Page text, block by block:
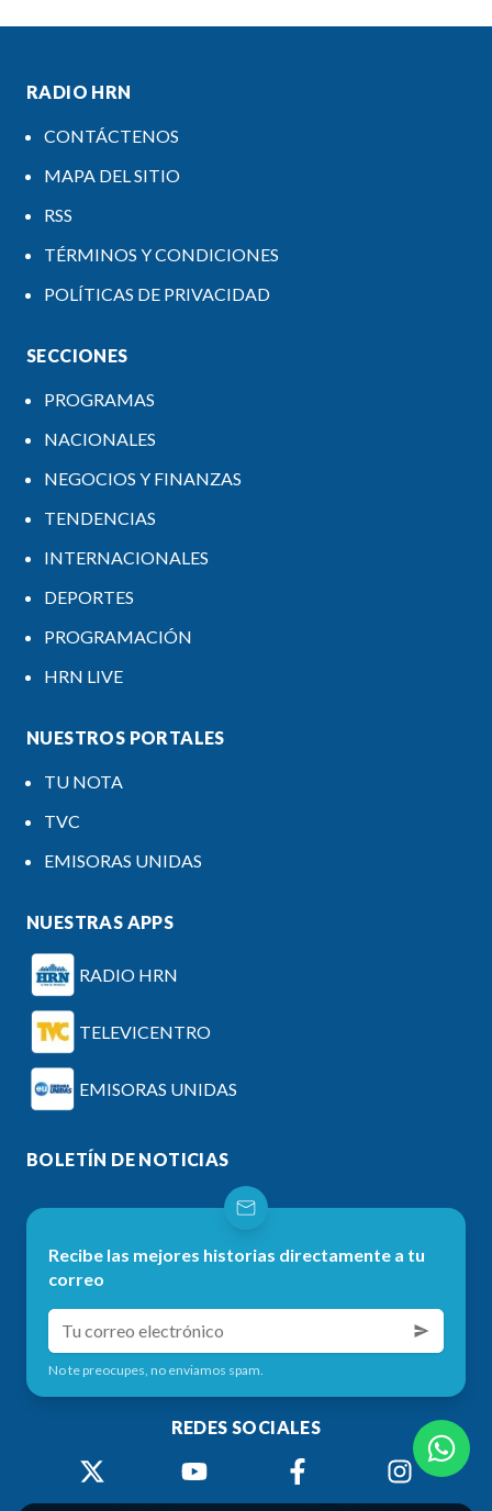
RADIO HRN
CONTÁCTENOS
MAPA DEL SITIO
RSS
TÉRMINOS Y CONDICIONES
POLÍTICAS DE PRIVACIDAD
SECCIONES
PROGRAMAS
NACIONALES
NEGOCIOS Y FINANZAS
TENDENCIAS
INTERNACIONALES
DEPORTES
PROGRAMACIÓN
HRN LIVE
NUESTROS PORTALES
TU NOTA
TVC
EMISORAS UNIDAS
NUESTRAS APPS
RADIO HRN
TELEVICENTRO
EMISORAS UNIDAS
BOLETÍN DE NOTICIAS
Recibe las mejores historias directamente a tu
correo
No te preocupes, no enviamos spam.
REDES SOCIALES